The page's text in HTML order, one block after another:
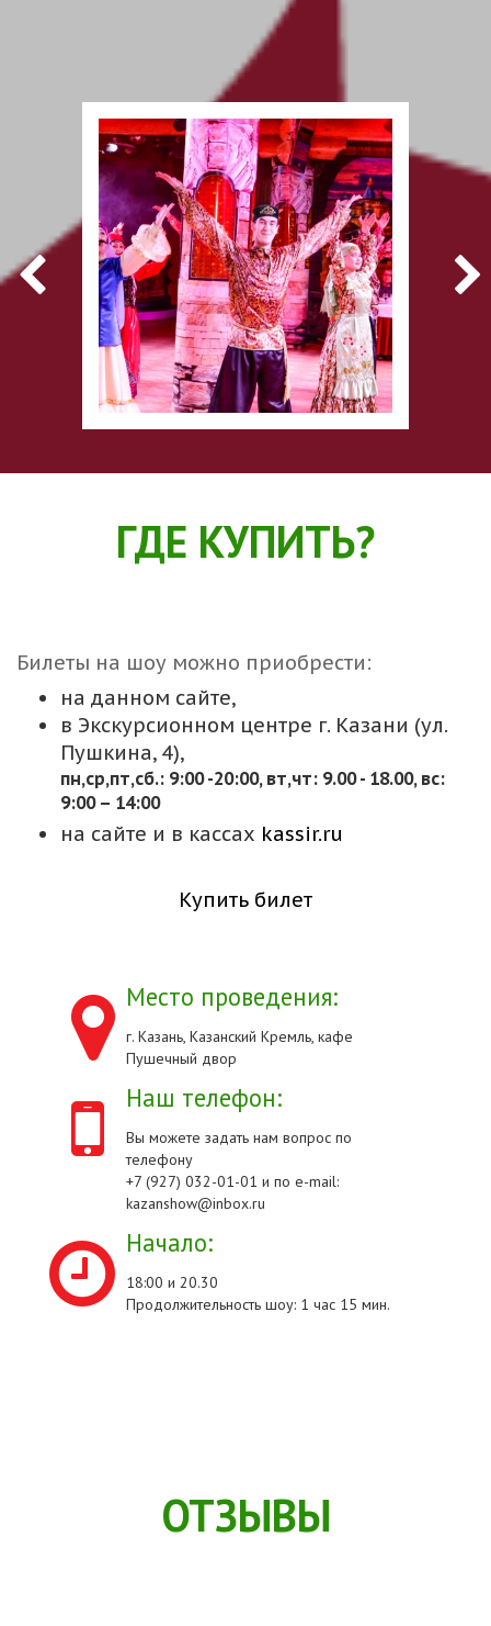
ГДЕ КУПИТЬ?
Билеты на шоу можно приобрести:
на данном сайте,
в Экскурсионном центре г. Казани (ул.
Пушкина, 4),
пн,cр,пт,сб.: 9:00 -20:00, вт,чт: 9.00 - 18.00, вс:
9:00 – 14:00
на сайте и в кассах kassir.ru
Купить билет
Место проведения:
г. Казань, Казанский Кремль, кафе
Пушечный двор
Наш телефон:
Вы можете задать нам вопрос по
телефону
+7 (927) 032-01-01 и по e-mail:
kazanshow@inbox.ru
Начало:
18:00 и 20.30
Продолжительность шоу: 1 час 15 мин.
ОТЗЫВЫ